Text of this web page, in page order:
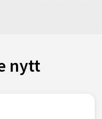
nytt